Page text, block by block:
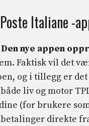
Italiane -
Den nye appen
Faktisk vil det
og i tillegg er
liv og motor
(for brukere
direkte